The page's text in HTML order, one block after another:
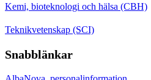
Kemi, bioteknologi och hälsa (CBH)
Teknikvetenskap (SCI)
Snabblänkar